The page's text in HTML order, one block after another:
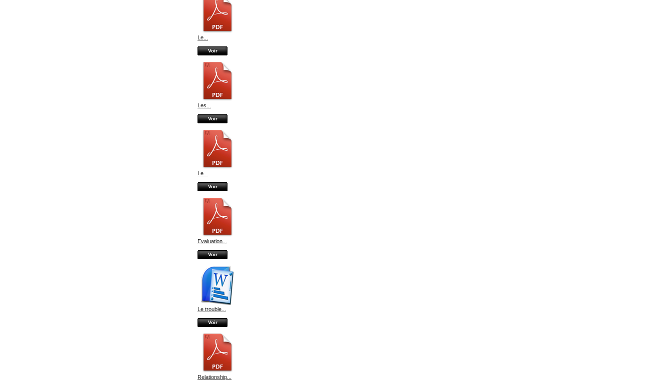
Le...
Voir
Les...
Voir
Le...
Voir
Evaluation...
Voir
Le trouble...
Voir
Relationship...